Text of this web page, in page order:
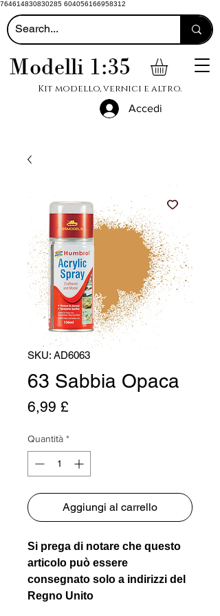
764614830830285 604056166958312
Modelli 1:35
Kit modello, vernici e altro.
Accedi
SKU: AD6063
63 Sabbia Opaca
6,99 £
Quantità *
Aggiungi al carrello
Si prega di notare che questo
articolo può essere
consegnato solo a indirizzi del
Regno Unito